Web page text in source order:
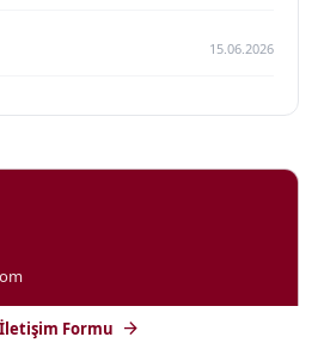
15.06.2026
İletişim Formu arrow_forward